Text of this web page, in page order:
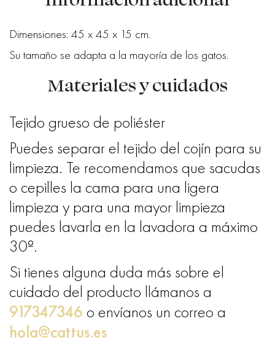
Dimensiones: 45 x 45 x 15 cm.
Su tamaño se adapta a la mayoría de los gatos.
Materiales y cuidados
Tejido grueso de poliéster
Puedes separar el tejido del cojín para su
limpieza. Te recomendamos que sacudas
o cepilles la cama para una ligera
limpieza y para una mayor limpieza
puedes lavarla en la lavadora a máximo
30º.
Si tienes alguna duda más sobre el
cuidado del producto llámanos a
917347346 o envíanos un correo a
hola@cattus.es